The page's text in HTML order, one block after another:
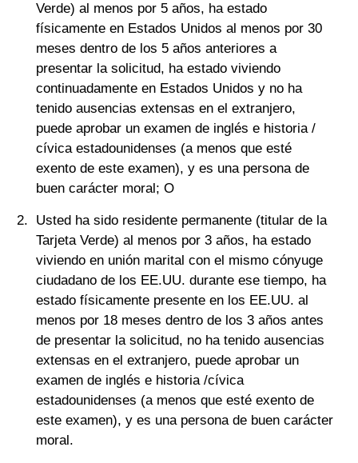
Verde) al menos por 5 años, ha estado
físicamente en Estados Unidos al menos por 30
meses dentro de los 5 años anteriores a
presentar la solicitud, ha estado viviendo
continuadamente en Estados Unidos y no ha
tenido ausencias extensas en el extranjero,
puede aprobar un examen de inglés e historia /
cívica estadounidenses (a menos que esté
exento de este examen), y es una persona de
buen carácter moral; O
Usted ha sido residente permanente (titular de la
Tarjeta Verde) al menos por 3 años, ha estado
viviendo en unión marital con el mismo cónyuge
ciudadano de los EE.UU. durante ese tiempo, ha
estado físicamente presente en los EE.UU. al
menos por 18 meses dentro de los 3 años antes
de presentar la solicitud, no ha tenido ausencias
extensas en el extranjero, puede aprobar un
examen de inglés e historia /cívica
estadounidenses (a menos que esté exento de
este examen), y es una persona de buen carácter
moral.